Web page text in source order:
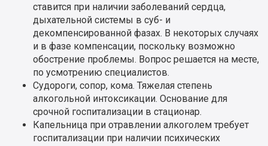
ставится при наличии заболеваний сердца,
дыхательной системы в суб- и
декомпенсированной фазах. В некоторых случаях
и в фазе компенсации, поскольку возможно
обострение проблемы. Вопрос решается на месте,
по усмотрению специалистов.
Судороги, сопор, кома. Тяжелая степень
алкогольной интоксикации. Основание для
срочной госпитализации в стационар.
Капельница при отравлении алкоголем требует
госпитализации при наличии психических